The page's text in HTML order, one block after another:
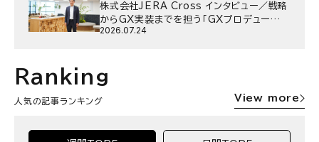
株式会社JERA Cross インタビュー／戦略
からGX実装までを担う「GXプロデュー
サー」というキャリア
2026.07.24
Ranking
人気の記事ランキング View more